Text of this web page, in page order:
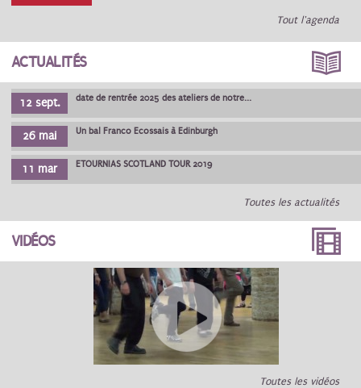
Tout l'agenda
ACTUALITÉS
12 sept. date de rentrée 2025 des ateliers de notre...
26 mai Un bal Franco Ecossais à Edinburgh
11 mar ETOURNIAS SCOTLAND TOUR 2019
Toutes les actualités
VIDÉOS
Toutes les vidéos